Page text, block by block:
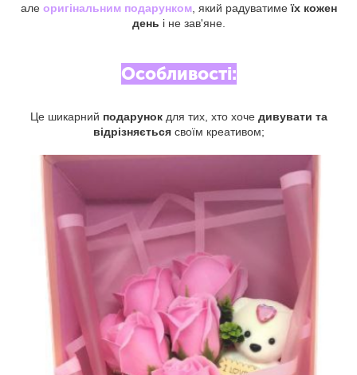
але оригінальним подарунком, який радуватиме їх кожен
день і не зав'яне.
Особливості:
Це шикарний подарунок для тих, хто хоче дивувати та
відрізняється своїм креативом;